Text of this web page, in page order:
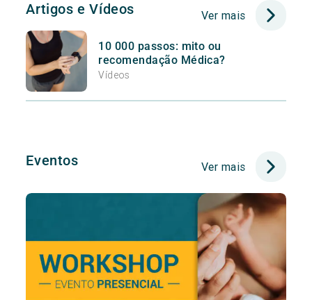
Artigos e Vídeos Ver mais
10 000 passos: mito ou
recomendação Médica?
Vídeos
Eventos Ver mais